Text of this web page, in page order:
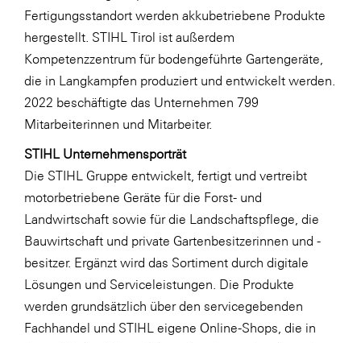
Fertigungsstandort werden akkubetriebene Produkte
hergestellt. STIHL Tirol ist außerdem
Kompetenzzentrum für bodengeführte Gartengeräte,
die in Langkampfen produziert und entwickelt werden.
2022 beschäftigte das Unternehmen 799
Mitarbeiterinnen und Mitarbeiter.
STIHL Unternehmensporträt
Die STIHL Gruppe entwickelt, fertigt und vertreibt
motorbetriebene Geräte für die Forst- und
Landwirtschaft sowie für die Landschaftspflege, die
Bauwirtschaft und private Gartenbesitzerinnen und -
besitzer. Ergänzt wird das Sortiment durch digitale
Lösungen und Serviceleistungen. Die Produkte
werden grundsätzlich über den servicegebenden
Fachhandel und STIHL eigene Online-Shops, die in